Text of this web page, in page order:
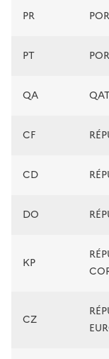
PR
PT
QA
CF
CD
DO
KP
CZ